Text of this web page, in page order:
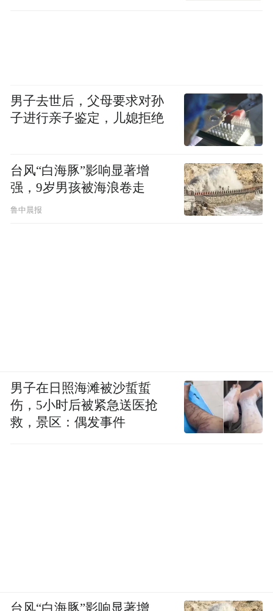
“特别声明：以上作品内容(包括在内的视频、图片或音
男子去世后，父母要求对孙
子进行亲子鉴定，儿媳拒绝
台风“白海豚”影响显著增
强，9岁男孩被海浪卷走
鲁中晨报
男子在日照海滩被沙蜇蜇
伤，5小时后被紧急送医抢
救，景区：偶发事件
台风“白海豚”影响显著增